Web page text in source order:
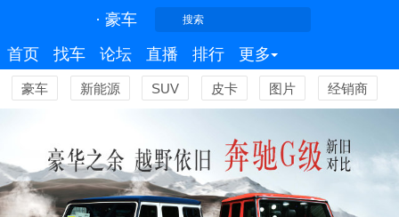
· 豪车 搜索
首页 找车 论坛 直播 排行 更多
豪车 新能源 SUV 皮卡 图片 经销商